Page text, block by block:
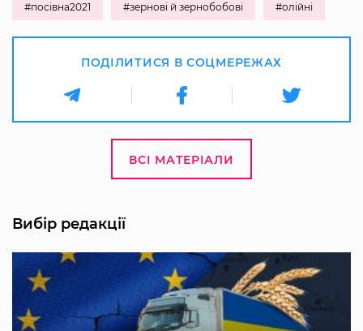
#посівна2021 #зернові й зернобобові #олійні
ПОДІЛИТИСЯ В СОЦМЕРЕЖАХ
ВСІ МАТЕРІАЛИ
Вибір редакції